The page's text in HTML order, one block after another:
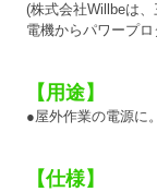
(株式会社Willbeは
電機からパワープ
【用途】
●屋外作業の電源に。
【仕様】